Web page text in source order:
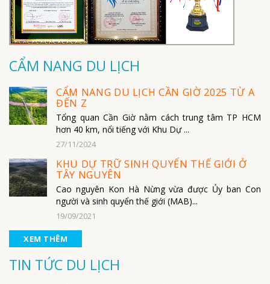
CẨM NANG DU LỊCH
CẨM NANG DU LỊCH CẦN GIỜ 2025 TỪ A
ĐẾN Z
Tổng quan Cần Giờ nằm cách trung tâm TP HCM
hơn 40 km, nổi tiếng với Khu Dự ...
27/11/2024
KHU DỰ TRỮ SINH QUYỂN THẾ GIỚI Ở
TÂY NGUYÊN
Cao nguyên Kon Hà Nừng vừa được Ủy ban Con
người và sinh quyển thế giới (MAB)...
19/09/2021
XEM THÊM
TIN TỨC DU LỊCH